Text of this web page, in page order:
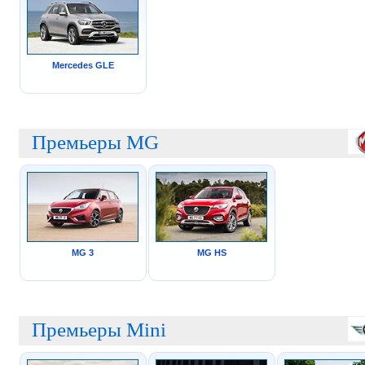
Mercedes GLE
Премьеры MG
MG 3 MG HS
Премьеры Mini